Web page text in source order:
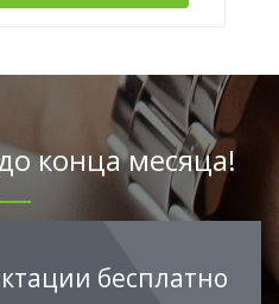
конца месяца!
бесплатно